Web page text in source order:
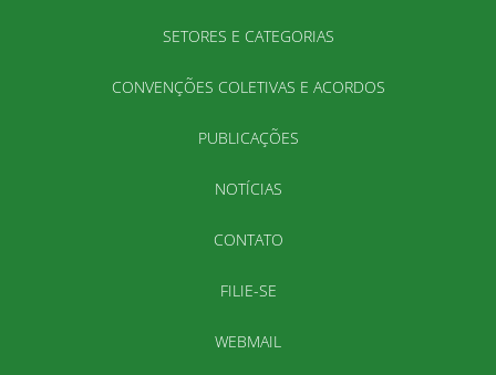
SETORES E CATEGORIAS
CONVENÇÕES COLETIVAS E ACORDOS
PUBLICAÇÕES
NOTÍCIAS
CONTATO
FILIE-SE
WEBMAIL